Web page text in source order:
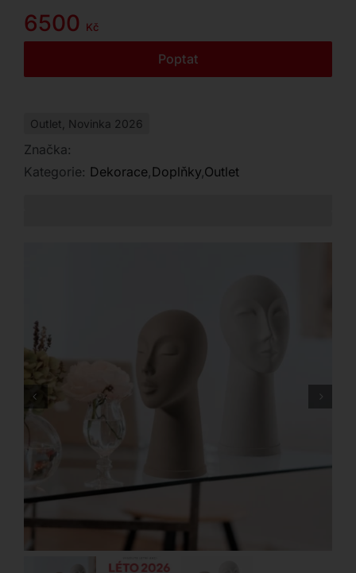
6500 Kč
Poptat
Outlet Novinka 2026
Značka:
Kategorie: Dekorace,Doplňky,Outlet